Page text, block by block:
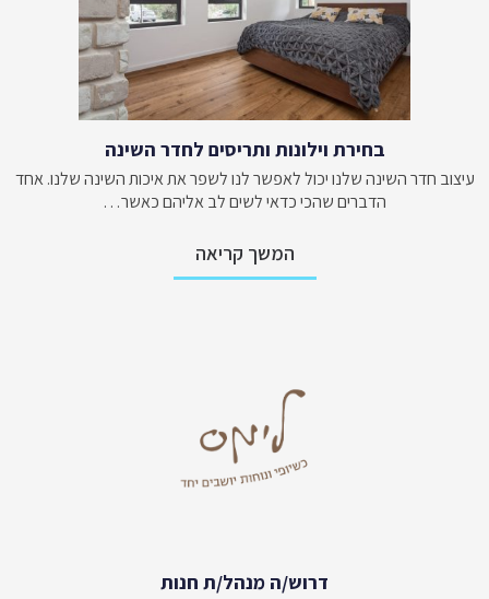
בחירת וילונות ותריסים לחדר השינה
עיצוב חדר השינה שלנו יכול לאפשר לנו לשפר את איכות השינה שלנו. אחד
הדברים שהכי כדאי לשים לב אליהם כאשר…
המשך קריאה
דרוש/ה מנהל/ת חנות